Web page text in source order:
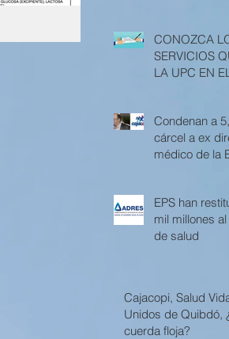
CONOZCA
SERVICIOS
LA UPC EN
Condenan a
cárcel a ex
médico de la
EPS han
mil millones
de salud
Cajacopi, Salud
Unidos de Quibdó,
cuerda floja?